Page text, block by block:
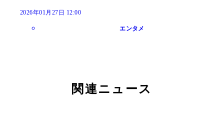
2026年01月27日 12:00
エンタメ
関連ニュース